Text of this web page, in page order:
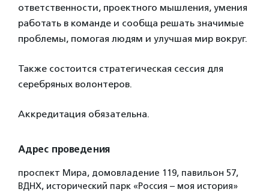
ответственности, проектного мышления, умения
работать в команде и сообща решать значимые
проблемы, помогая людям и улучшая мир вокруг.
Также состоится стратегическая сессия для
серебряных волонтеров.
Аккредитация обязательна.
Адрес проведения
проспект Мира, домовладение 119, павильон 57,
ВДНХ, исторический парк «Россия – моя история»